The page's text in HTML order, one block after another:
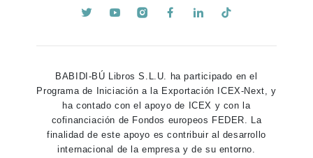
BABIDI-BÚ Libros S.L.U. ha participado en el
Programa de Iniciación a la Exportación ICEX-Next, y
ha contado con el apoyo de ICEX y con la
cofinanciación de Fondos europeos FEDER. La
finalidad de este apoyo es contribuir al desarrollo
internacional de la empresa y de su entorno.